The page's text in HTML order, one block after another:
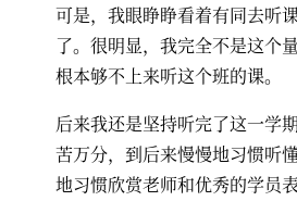
可是，我眼睁睁看着有同去听
了。很明显，我完全不是这个
根本够不上来听这个班的课。
后来我还是坚持听完了这一学
苦万分，到后来慢慢地习惯听
地习惯欣赏老师和优秀的学员